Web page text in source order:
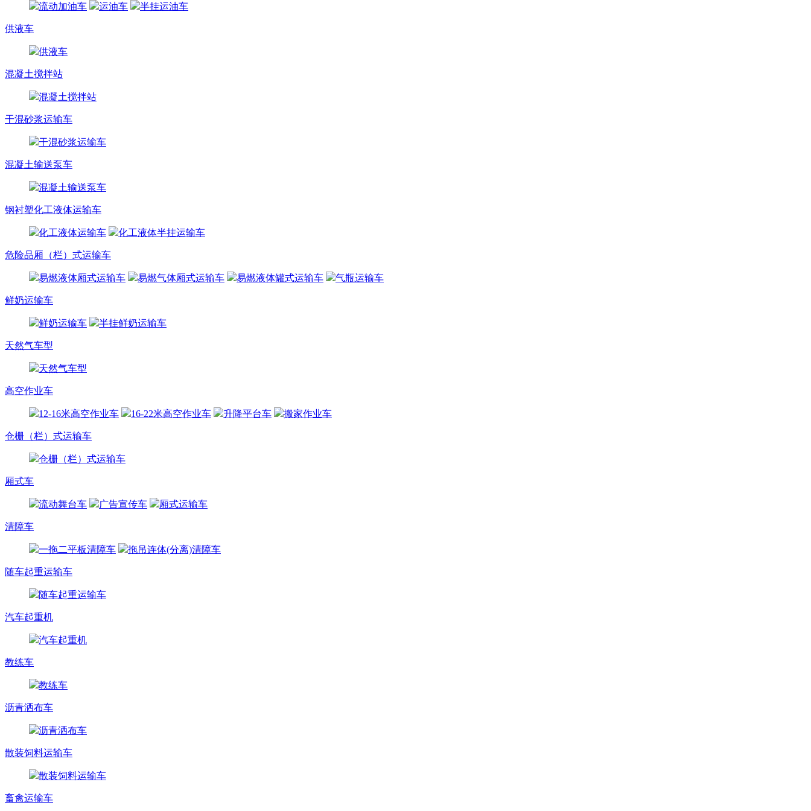
流动加油车 运油车 半挂运油车
供液车
供液车
混凝土搅拌站
混凝土搅拌站
干混砂浆运输车
干混砂浆运输车
混凝土输送泵车
混凝土输送泵车
钢衬塑化工液体运输车
化工液体运输车 化工液体半挂运输车
危险品厢（栏）式运输车
易燃液体厢式运输车 易燃气体厢式运输车 易燃液体罐式运输车 气瓶运输车
鲜奶运输车
鲜奶运输车 半挂鲜奶运输车
天然气车型
天然气车型
高空作业车
12-16米高空作业车 16-22米高空作业车 升降平台车 搬家作业车
仓栅（栏）式运输车
仓栅（栏）式运输车
厢式车
流动舞台车 广告宣传车 厢式运输车
清障车
一拖二平板清障车 拖吊连体(分离)清障车
随车起重运输车
随车起重运输车
汽车起重机
汽车起重机
教练车
教练车
沥青洒布车
沥青洒布车
散装饲料运输车
散装饲料运输车
畜禽运输车